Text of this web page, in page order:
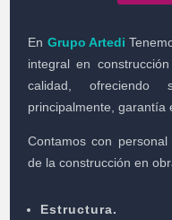
En Grupo Artedi
integral en
calidad,
principalmente, garantía
Contamos con
de la construcción en
Estructura.